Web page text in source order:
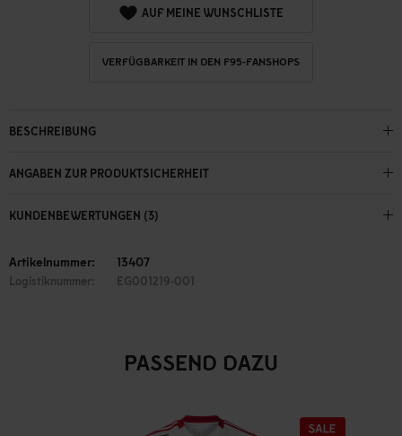
AUF MEINE WUNSCHLISTE
VERFÜGBARKEIT IN DEN F95-FANSHOPS
BESCHREIBUNG
ANGABEN ZUR PRODUKTSICHERHEIT
KUNDENBEWERTUNGEN (3)
Artikelnummer: 13407
Logistiknummer: EG001219-001
PASSEND DAZU